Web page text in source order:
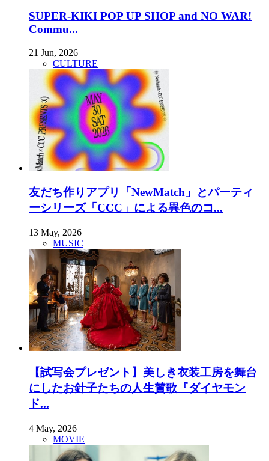
SUPER-KIKI POP UP SHOP and NO WAR!
Commu...
21 Jun, 2026
CULTURE
友だち作りアプリ「NewMatch」とパーティ
ーシリーズ「CCC」による異色のコ...
13 May, 2026
MUSIC
【試写会プレゼント】美しき衣装工房を舞台
にしたお針子たちの人生賛歌『ダイヤモン
ド...
4 May, 2026
MOVIE